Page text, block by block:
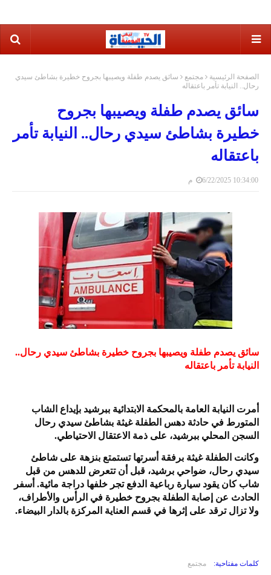
الصفحة الرئيسية مجتمع
سائق يصدم طفلة ويصيبها بجروح خطيرة بشاطئ سيدي
رحال.. النيابة تأمر باعتقاله
سائق يصدم طفلة ويصيبها بجروح
خطيرة بشاطئ سيدي رحال.. النيابة تأمر
باعتقاله
6/22/2025 10:34:00 م
سائق يصدم طفلة ويصيبها بجروح خطيرة بشاطئ سيدي رحال..
النيابة تأمر باعتقاله
أمرت النيابة العامة بالمحكمة الابتدائية ببرشيد بإيداع الشاب
المتورط في حادثة دهس الطفلة غيثة بشاطئ سيدي رحال
السجن المحلي ببرشيد، على ذمة الاعتقال الاحتياطي.
وكانت الطفلة غيثة برفقة أسرتها تستمتع بنزهة على شاطئ
سيدي رحال، ضواحي برشيد، قبل أن تتعرض للدهس من قبل
شاب كان يقود سيارة رباعية الدفع تجر خلفها دراجة مائية. أسفر
الحادث عن إصابة الطفلة بجروح خطيرة في الرأس والأطراف،
ولا تزال ترقد على إثرها في قسم العناية المركزة بالدار البيضاء.
كلمات مفتاحية: مجتمع